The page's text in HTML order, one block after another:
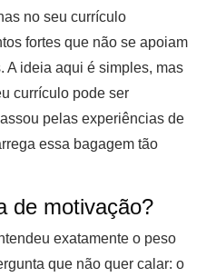
no seu currículo
fortes que não se apoiam
A ideia aqui é simples, mas
currículo pode ser
pelas experiências de
essa bagagem tão
de motivação?
exatamente o peso
que não quer calar: o